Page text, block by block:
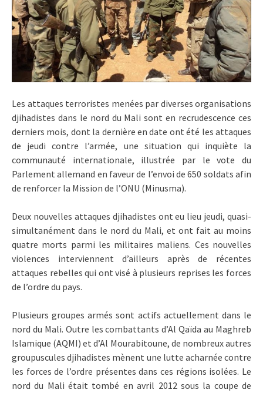
Les attaques terroristes menées par diverses organisations
djihadistes dans le nord du Mali sont en recrudescence ces
derniers mois, dont la dernière en date ont été les attaques
de jeudi contre l’armée, une situation qui inquiète la
communauté internationale, illustrée par le vote du
Parlement allemand en faveur de l’envoi de 650 soldats afin
de renforcer la Mission de l’ONU (Minusma).
Deux nouvelles attaques djihadistes ont eu lieu jeudi, quasi-
simultanément dans le nord du Mali, et ont fait au moins
quatre morts parmi les militaires maliens. Ces nouvelles
violences interviennent d’ailleurs après de récentes
attaques rebelles qui ont visé à plusieurs reprises les forces
de l’ordre du pays.
Plusieurs groupes armés sont actifs actuellement dans le
nord du Mali. Outre les combattants d’Al Qaïda au Maghreb
Islamique (AQMI) et d’Al Mourabitoune, de nombreux autres
groupuscules djihadistes mènent une lutte acharnée contre
les forces de l’ordre présentes dans ces régions isolées. Le
nord du Mali était tombé en avril 2012 sous la coupe de